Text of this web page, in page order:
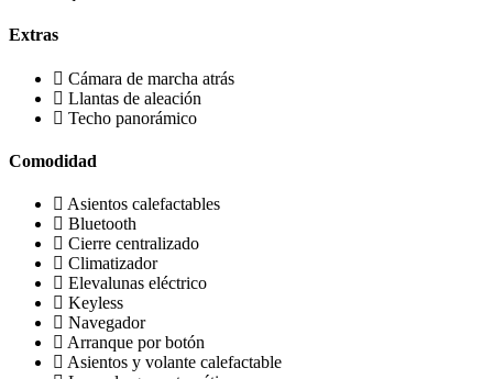
Extras
Cámara de marcha atrás
Llantas de aleación
Techo panorámico
Comodidad
Asientos calefactables
Bluetooth
Cierre centralizado
Climatizador
Elevalunas eléctrico
Keyless
Navegador
Arranque por botón
Asientos y volante calefactable